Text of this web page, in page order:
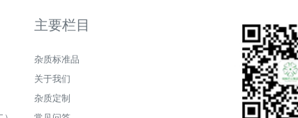
主要栏目
杂质标准品
关于我们
杂质定制